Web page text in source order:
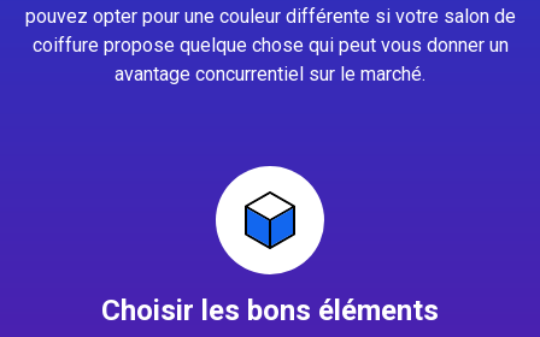
pouvez opter pour une couleur différente si votre salon de
coiffure propose quelque chose qui peut vous donner un
avantage concurrentiel sur le marché.
Choisir les bons éléments